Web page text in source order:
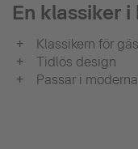
En klassiker
Klassikern för
Tidlös design
Passar i